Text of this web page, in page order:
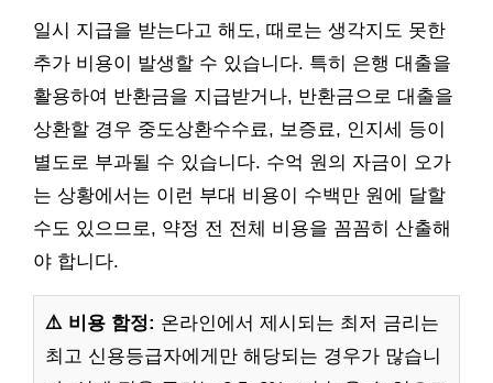
일시 지급을 받는다고 해도, 때로는 생각지도 못한
추가 비용이 발생할 수 있습니다. 특히 은행 대출을
활용하여 반환금을 지급받거나, 반환금으로 대출을
상환할 경우 중도상환수수료, 보증료, 인지세 등이
별도로 부과될 수 있습니다. 수억 원의 자금이 오가
는 상황에서는 이런 부대 비용이 수백만 원에 달할
수도 있으므로, 약정 전 전체 비용을 꼼꼼히 산출해
야 합니다.
⚠️ 비용 함정: 온라인에서 제시되는 최저 금리는
최고 신용등급자에게만 해당되는 경우가 많습니